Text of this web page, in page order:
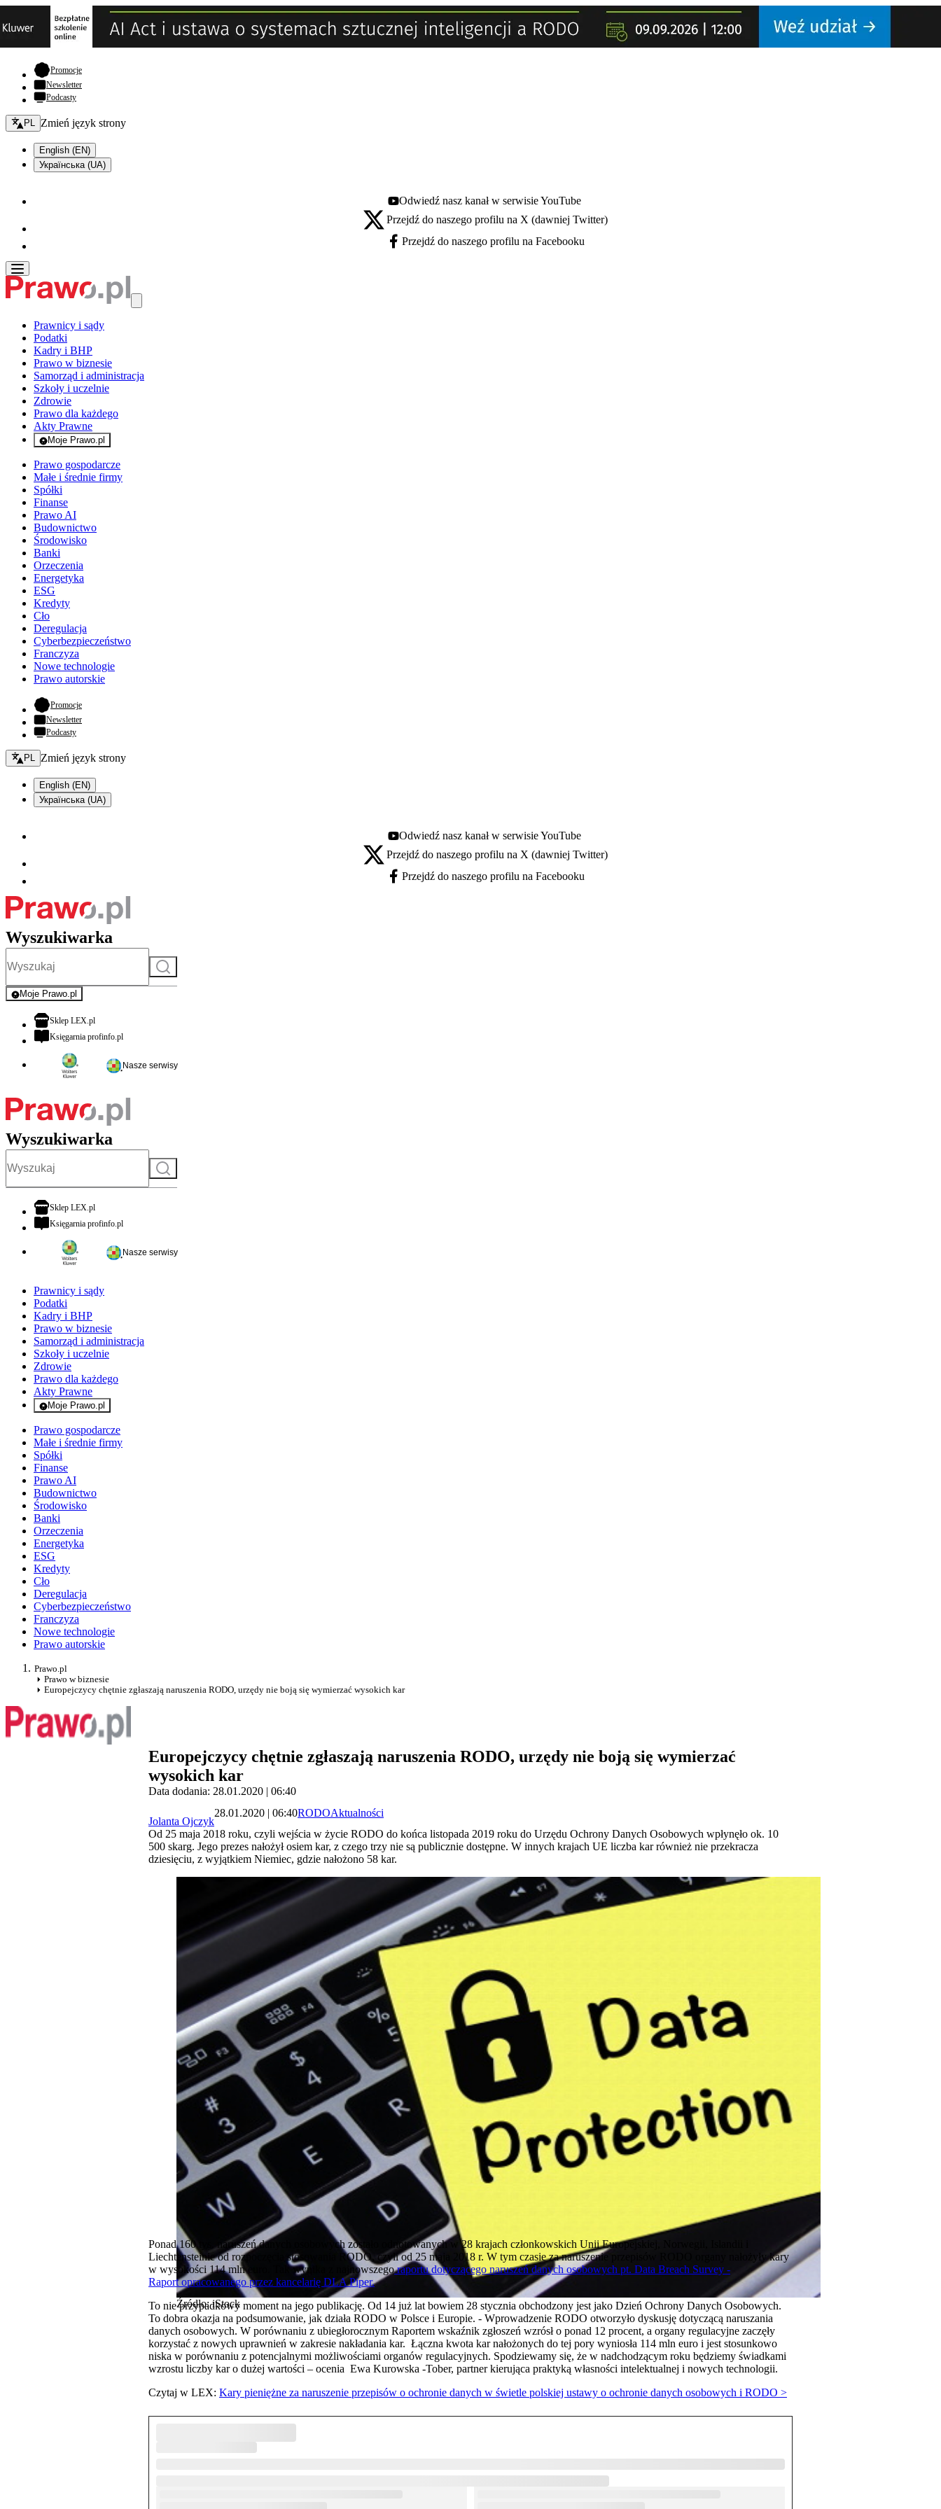
Promocje- otwiera się w nowej karcie
Newsletter
Podcasty
Zmień język - bieżący:
PL Zmień język strony
English (EN)
Українська (UA)
Youtube - otwiera się w nowej karcie
Odwiedź nasz kanał w serwisie YouTube
X - otwiera się w nowej karcie
Przejdź do naszego profilu na X (dawniej Twitter)
Facebook - otwiera się w nowej karcie
Przejdź do naszego profilu na Facebooku
Prawnicy i sądy
Podatki
Kadry i BHP
Prawo w biznesie
Samorząd i administracja
Szkoły i uczelnie
Zdrowie
Prawo dla każdego
Akty Prawne
Moje Prawo.pl
- rejestracja i logowanie do serwisu
Prawo gospodarcze
Małe i średnie firmy
Spółki
Finanse
Prawo AI
Budownictwo
Środowisko
Banki
Orzeczenia
Energetyka
ESG
Kredyty
Cło
Deregulacja
Cyberbezpieczeństwo
Franczyza
Nowe technologie
Prawo autorskie
Promocje- otwiera się w nowej karcie
Newsletter
Podcasty
Zmień język - bieżący:
PL Zmień język strony
English (EN)
Українська (UA)
Youtube - otwiera się w nowej karcie
Odwiedź nasz kanał w serwisie YouTube
X - otwiera się w nowej karcie
Przejdź do naszego profilu na X (dawniej Twitter)
Facebook - otwiera się w nowej karcie
Przejdź do naszego profilu na Facebooku
Wyszukiwarka
Szukaj
Moje Prawo.pl
- rejestracja i logowanie do serwisu
Sklep LEX.plotwiera się w nowej karcie
Księgarnia profinfo.plotwiera się w nowej karcie
Nasze serwisy
Wyszukiwarka
Szukaj
Sklep LEX.plotwiera się w nowej karcie
Księgarnia profinfo.plotwiera się w nowej karcie
Nasze serwisy
Prawnicy i sądy
Podatki
Kadry i BHP
Prawo w biznesie
Samorząd i administracja
Szkoły i uczelnie
Zdrowie
Prawo dla każdego
Akty Prawne
Moje Prawo.pl
- rejestracja i logowanie do serwisu
Prawo gospodarcze
Małe i średnie firmy
Spółki
Finanse
Prawo AI
Budownictwo
Środowisko
Banki
Orzeczenia
Energetyka
ESG
Kredyty
Cło
Deregulacja
Cyberbezpieczeństwo
Franczyza
Nowe technologie
Prawo autorskie
Prawo.pl
Prawo w biznesie
Europejczycy chętnie zgłaszają naruszenia RODO, urzędy nie boją się wymierzać wysokich kar
Europejczycy chętnie zgłaszają naruszenia RODO, urzędy nie boją się wymierzać
wysokich kar
Data dodania: 28.01.2020 | 06:40
Jolanta Ojczyk
28.01.2020 | 06:40RODOAktualności
Od 25 maja 2018 roku, czyli wejścia w życie RODO do końca listopada 2019 roku do Urzędu Ochrony Danych Osobowych wpłynęło ok. 10
500 skarg. Jego prezes nałożył osiem kar, z czego trzy nie są publicznie dostępne. W innych krajach UE liczba kar również nie przekracza
dziesięciu, z wyjątkiem Niemiec, gdzie nałożono 58 kar.
Źródło: iStock
Ponad 160 tys. naruszeń danych osobowych zostało odnotowanych w 28 krajach członkowskich Unii Europejskiej, Norwegii, Islandii i
Liechtensteinie od rozpoczęcia stosowania RODO, czyli od 25 maja 2018 r. W tym czasie za naruszenie przepisów RODO organy nałożyły kary
w wysokości 114 mln euro. Tak wynika z najnowszegoraportu dotyczącego naruszeń danych osobowych pt. Data Breach Survey -
Raport opracowanego przez kancelarię DLA Piper.
To nie przypadkowy moment na jego publikację. Od 14 już lat bowiem 28 stycznia obchodzony jest jako Dzień Ochrony Danych Osobowych.
To dobra okazja na podsumowanie, jak działa RODO w Polsce i Europie. - Wprowadzenie RODO otworzyło dyskusję dotyczącą naruszania
danych osobowych. W porównaniu z ubiegłorocznym Raportem wskaźnik zgłoszeń wzrósł o ponad 12 procent, a organy regulacyjne zaczęły
korzystać z nowych uprawnień w zakresie nakładania kar. Łączna kwota kar nałożonych do tej pory wyniosła 114 mln euro i jest stosunkowo
niska w porównaniu z potencjalnymi możliwościami organów regulacyjnych. Spodziewamy się, że w nadchodzącym roku będziemy świadkami
wzrostu liczby kar o dużej wartości – ocenia Ewa Kurowska -Tober, partner kierująca praktyką własności intelektualnej i nowych technologii.
Czytaj w LEX: Kary pieniężne za naruszenie przepisów o ochronie danych w świetle polskiej ustawy o ochronie danych osobowych i RODO >